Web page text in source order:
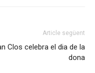
Article següent
Clos celebra el dia de la
dona